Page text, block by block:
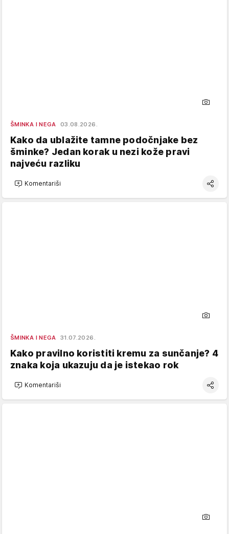
ŠMINKA I NEGA 03.08.2026.
Kako da ublažite tamne podočnjake bez
šminke? Jedan korak u nezi kože pravi
najveću razliku
Komentariši
ŠMINKA I NEGA 31.07.2026.
Kako pravilno koristiti kremu za sunčanje? 4
znaka koja ukazuju da je istekao rok
Komentariši